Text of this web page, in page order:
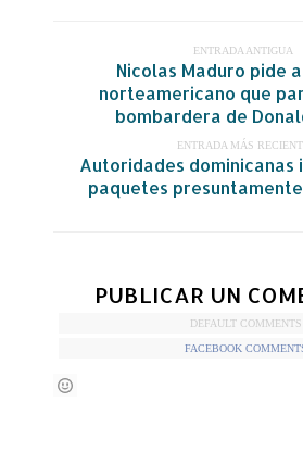
ENTRADA ANTIGUA
Nicolas Maduro pide
norteamericano que
bombardera de
ENTRADA MÁS
Autoridades dominicanas
paquetes
PUBLICAR UN
DEFAULT COMMENTS
FACEBOOK